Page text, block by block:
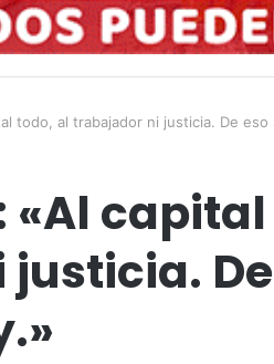
todo, al trabajador ni justicia. De
«Al